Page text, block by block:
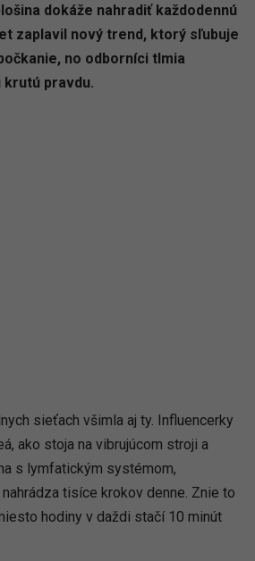
dokáže nahradiť každodennú
zaplavil nový trend, ktorý sľubuje
no odborníci tlmia
krutú pravdu.
sieťach všimla aj ty. Influencerky
ako stoja na vibrujúcom stroji a
s lymfatickým systémom,
tisíce krokov denne. Znie to
hodiny v daždi stačí 10 minút